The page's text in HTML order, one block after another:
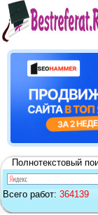
Полнотекстовый
Всего работ: 364139